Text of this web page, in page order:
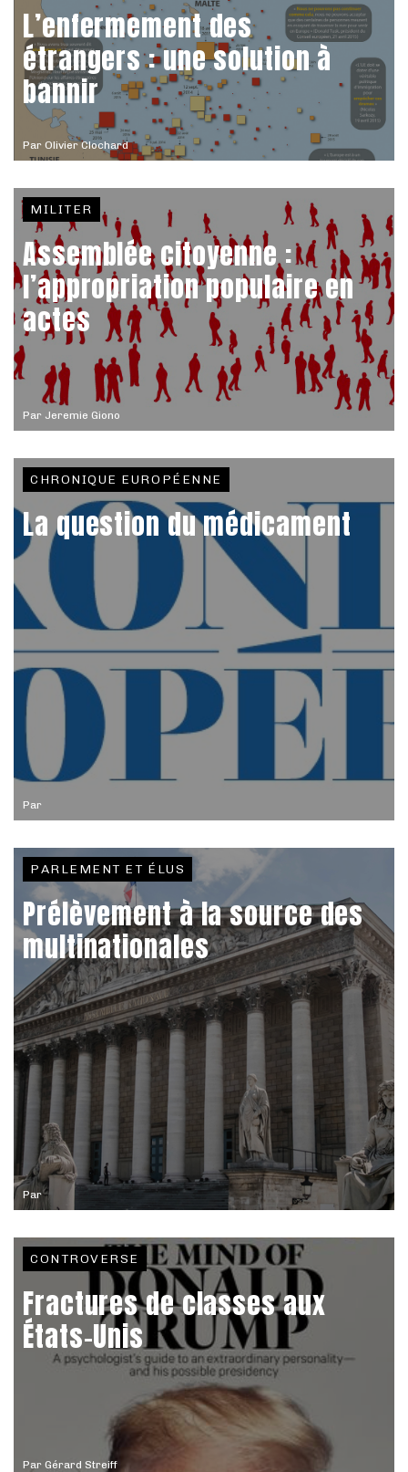
Par Olivier Clochard
L’enfermement des
étrangers : une solution à
bannir
Par Jeremie Giono
MILITER
Assemblée citoyenne :
l’appropriation populaire en
actes
Par
CHRONIQUE EUROPÉENNE
La question du médicament
Par
PARLEMENT ET ÉLUS
Prélèvement à la source des
multinationales
Par Gérard Streiff
CONTROVERSE
Fractures de classes aux
États-Unis